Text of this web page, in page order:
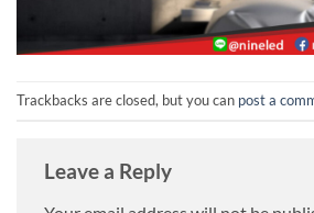
Trackbacks are closed, but you can post a
Leave a Reply